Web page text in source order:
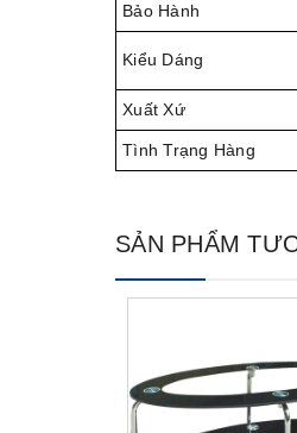
Bảo Hành
Kiểu Dáng
Xuất Xứ
Tình Trạng Hàng
SẢN PHẨM